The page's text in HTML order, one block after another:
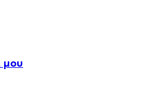
μου